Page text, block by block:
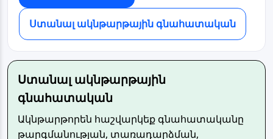
Ստանալ ակնթարթային գնահատական
Ստանալ ակնթարթային
գնահատական
Ակնթարթորեն հաշվարկեք գնահատականը
թարգմանության, տառադարձման,